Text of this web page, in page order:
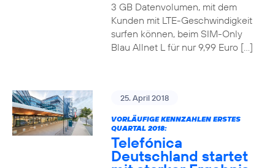
3 GB Datenvolumen, mit dem
Kunden mit LTE-Geschwindigkeit
surfen können, beim SIM-Only
Blau Allnet L für nur 9,99 Euro […]
25. April 2018
VORLÄUFIGE KENNZAHLEN ERSTES
QUARTAL 2018:
Telefónica
Deutschland startet